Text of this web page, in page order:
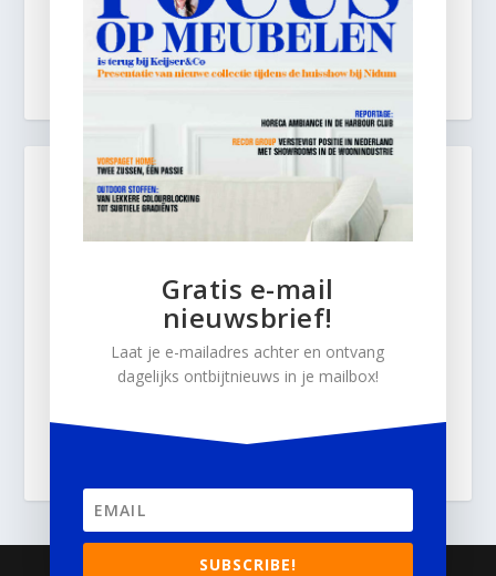
Gratis e-mail
nieuwsbrief!
Laat je e-mailadres achter en ontvang
dagelijks ontbijtnieuws in je mailbox!
SUBSCRIBE!